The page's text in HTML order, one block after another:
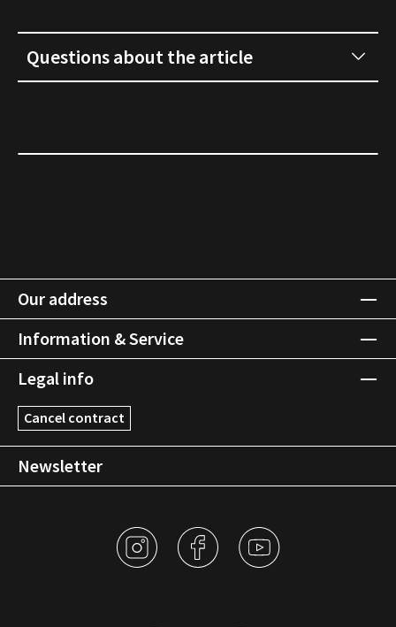
Questions about the article
Our address
Information & Service
Legal info
Cancel contract
Newsletter